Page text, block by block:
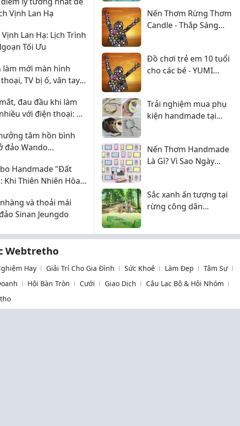
Vịnh Lan Hạ
Lan Hạ: Lịch Trình
Tối Ưu
làm mới màn hình
TV bị ố, vân tay
đau đầu khi làm
với điện thoại: Có
tâm hồn bình
đảo Wando
Handmade "Đất
Khi Thiên Nhiên Hòa
Từ Sophiebeauty
và thoải mái
Sinan Jeungdo
Nến Thơm Rừng Thơm
Candle - Thắp Sáng
Đồ chơi trẻ em 10 tuổi
cho các bé - YUMI
Trải nghiệm mua phụ
kiện handmade tại
Nến Thơm Handmade
Là Gì? Vì Sao Ngày
Sắc xanh ấn tượng tại
rừng công dân
Webtretho
Hay Giải Trí Cho Gia Đình Sức Khoẻ Làm Đẹp
Tâm Sự
Hội Bàn Tròn Cưới Giao Dịch
Câu Lạc Bộ & Hội Nhóm